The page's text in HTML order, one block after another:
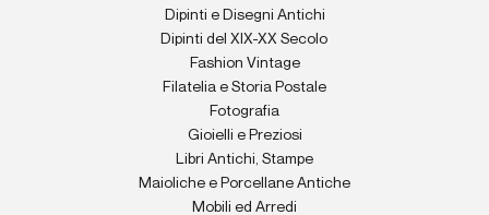
Dipinti e Disegni Antichi
Dipinti del XIX-XX Secolo
Fashion Vintage
Filatelia e Storia Postale
Fotografia
Gioielli e Preziosi
Libri Antichi, Stampe
Maioliche e Porcellane Antiche
Mobili ed Arredi